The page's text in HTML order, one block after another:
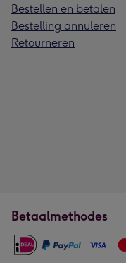
Bestellen en betalen
Bestelling annuleren
Retourneren
Betaalmethodes